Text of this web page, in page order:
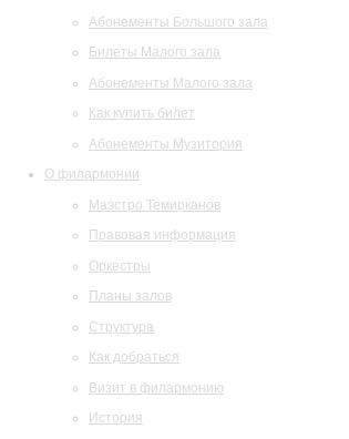
Абонементы Большого зала
Билеты Малого зала
Абонементы Малого зала
Как купить билет
Абонементы Музитория
О филармонии
Маэстро Темирканов
Правовая информация
Оркестры
Планы залов
Структура
Как добраться
Визит в филармонию
История